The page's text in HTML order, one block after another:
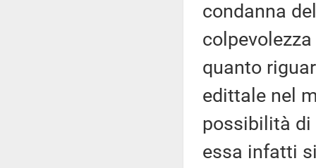
condanna
quanto
edittale nel
possibilità di
essa infatti